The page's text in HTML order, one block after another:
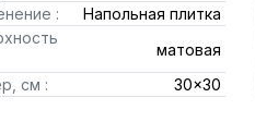
:
Напольная плитка
матовая
см :
30x30